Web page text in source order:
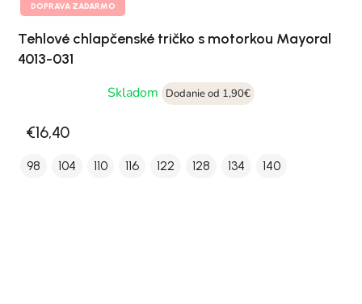
DOPRAVA ZADARMO
Tehlové chlapčenské tričko s motorkou Mayoral
4013-031
Skladom
Dodanie od 1,90€
€16,40
98 104 110 116 122 128 134 140